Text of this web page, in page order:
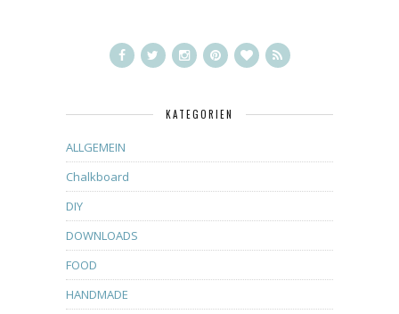
KATEGORIEN
ALLGEMEIN
Chalkboard
DIY
DOWNLOADS
FOOD
HANDMADE